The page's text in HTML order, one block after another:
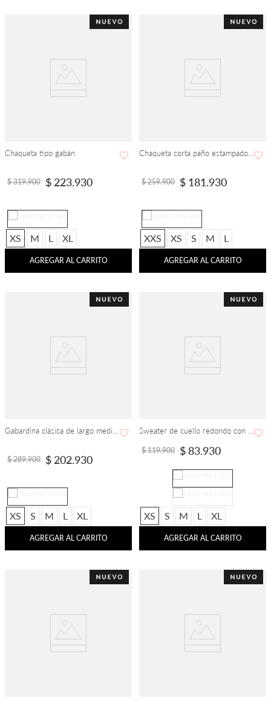
Chaqueta tipo gabán
$ 319.900 $ 223.930
XS M L XL
AGREGAR AL CARRITO
$ 259.900 $ 181.930
XXS XS S M L
AGREGAR AL CARRITO
$ 289.900 $ 202.930
XS S M L XL
AGREGAR AL CARRITO
$ 119.900 $83.930
XS S M L XL
AGREGAR AL CARRITO